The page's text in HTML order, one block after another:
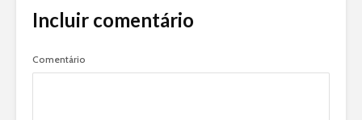
Incluir comentário
Comentário